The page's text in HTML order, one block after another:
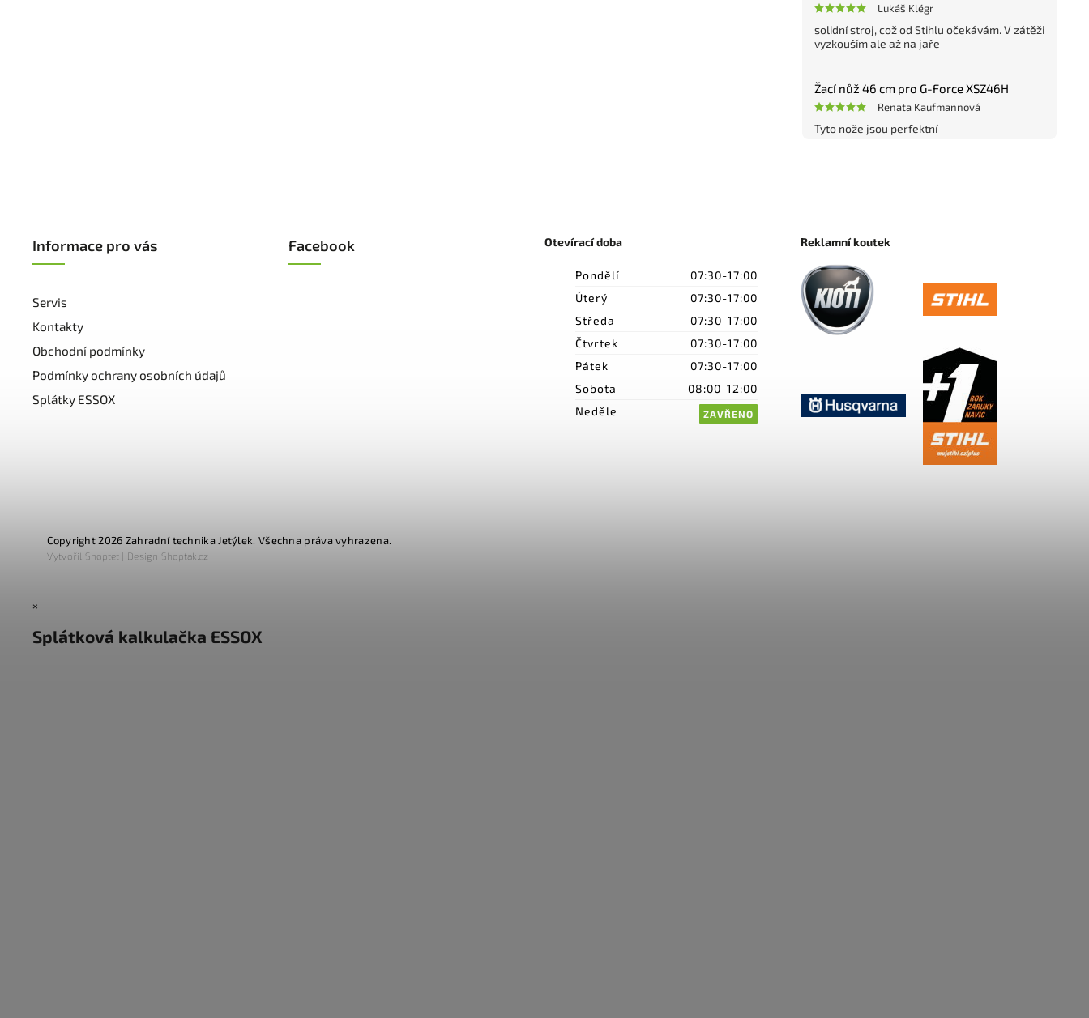
Lukáš Klégr
solidní stroj, což od Stihlu očekávám. V zátěži
vyzkouším ale až na jaře
Žací nůž 46 cm pro G-Force XSZ46H
Renata Kaufmannová
Tyto nože jsou perfektní
Informace pro vás
Servis
Kontakty
Obchodní podmínky
Podmínky ochrany osobních údajů
Splátky ESSOX
Facebook Otevírací doba
Pondělí
07:30-17:00
Úterý
07:30-17:00
Středa
07:30-17:00
Čtvrtek
07:30-17:00
Pátek
07:30-17:00
Sobota
08:00-12:00
Neděle
ZAVŘENO
Reklamní koutek
Copyright 2026 Zahradní technika Jetýlek. Všechna práva vyhrazena.
VytvořilShoptet | DesignShoptak.cz
×
Splátková kalkulačka ESSOX